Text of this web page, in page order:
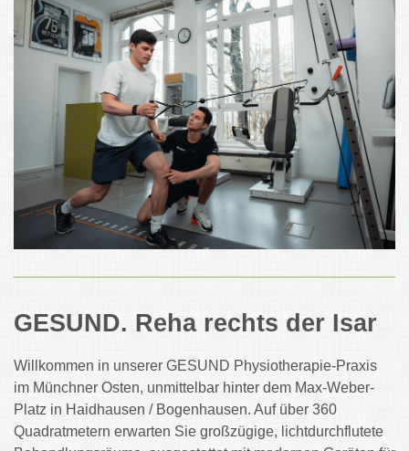
GESUND. Reha rechts der Isar
Willkommen in unserer GESUND Physiotherapie-Praxis
im Münchner Osten, unmittelbar hinter dem Max-Weber-
Platz in Haidhausen / Bogenhausen. Auf über 360
Quadratmetern erwarten Sie großzügige, lichtdurchflutete